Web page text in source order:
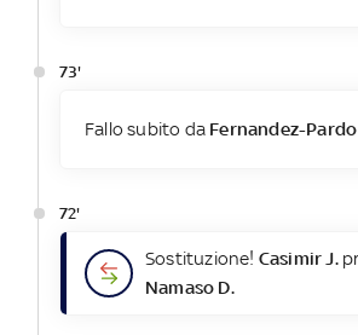
73'
Fallo subito da Fernandez-Pardo
72'
Sostituzione! Casimir J.
Namaso D.